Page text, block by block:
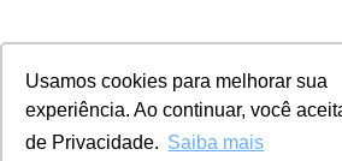
Usamos cookies para melhorar sua
experiência. Ao continuar, você
de Privacidade. Saiba mais
Privacidade
CNPJ: 92.238.914/0001-03 - ASSOCIAÇÃO